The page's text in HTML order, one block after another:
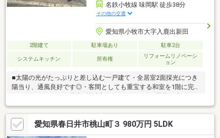
名鉄小牧線 味岡駅 徒歩38分
その他の交通
愛知県小牧市大字入鹿出新田
2階建て 駐車場あり 駐車2台
システムキッチン 所有権
リフォームリノベーシ
ョン
■太陽の光がたっぷりと差し込む一戸建て・全居室2面採光につき
陽当り、通風良好です◎・客間としても重宝する和室を1階に完備
しております！・各居室6帖以上確保されておりお子様が大きくな
っても広々お使いいただけます。・2階の納戸は家族みんなの荷物
や掃除道具等も収納しておくことができます♪■2018年7月室内一
部リフォーム済み・キッチン・クロス（全室）・下駄箱・フロー
リング（1階）■周辺環境・村中小学校 徒歩約10分・岩崎中学
愛知県春日井市桃山町３ 980万円 5LDK